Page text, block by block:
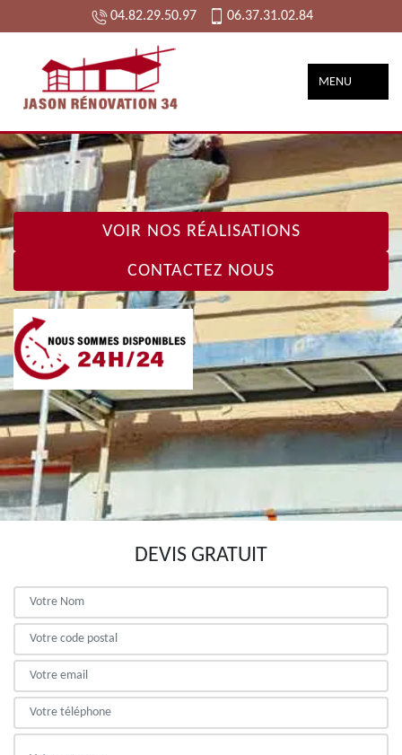
04.82.29.50.97 06.37.31.02.84
MENU
VOIR NOS RÉALISATIONS
CONTACTEZ NOUS
DEVIS GRATUIT